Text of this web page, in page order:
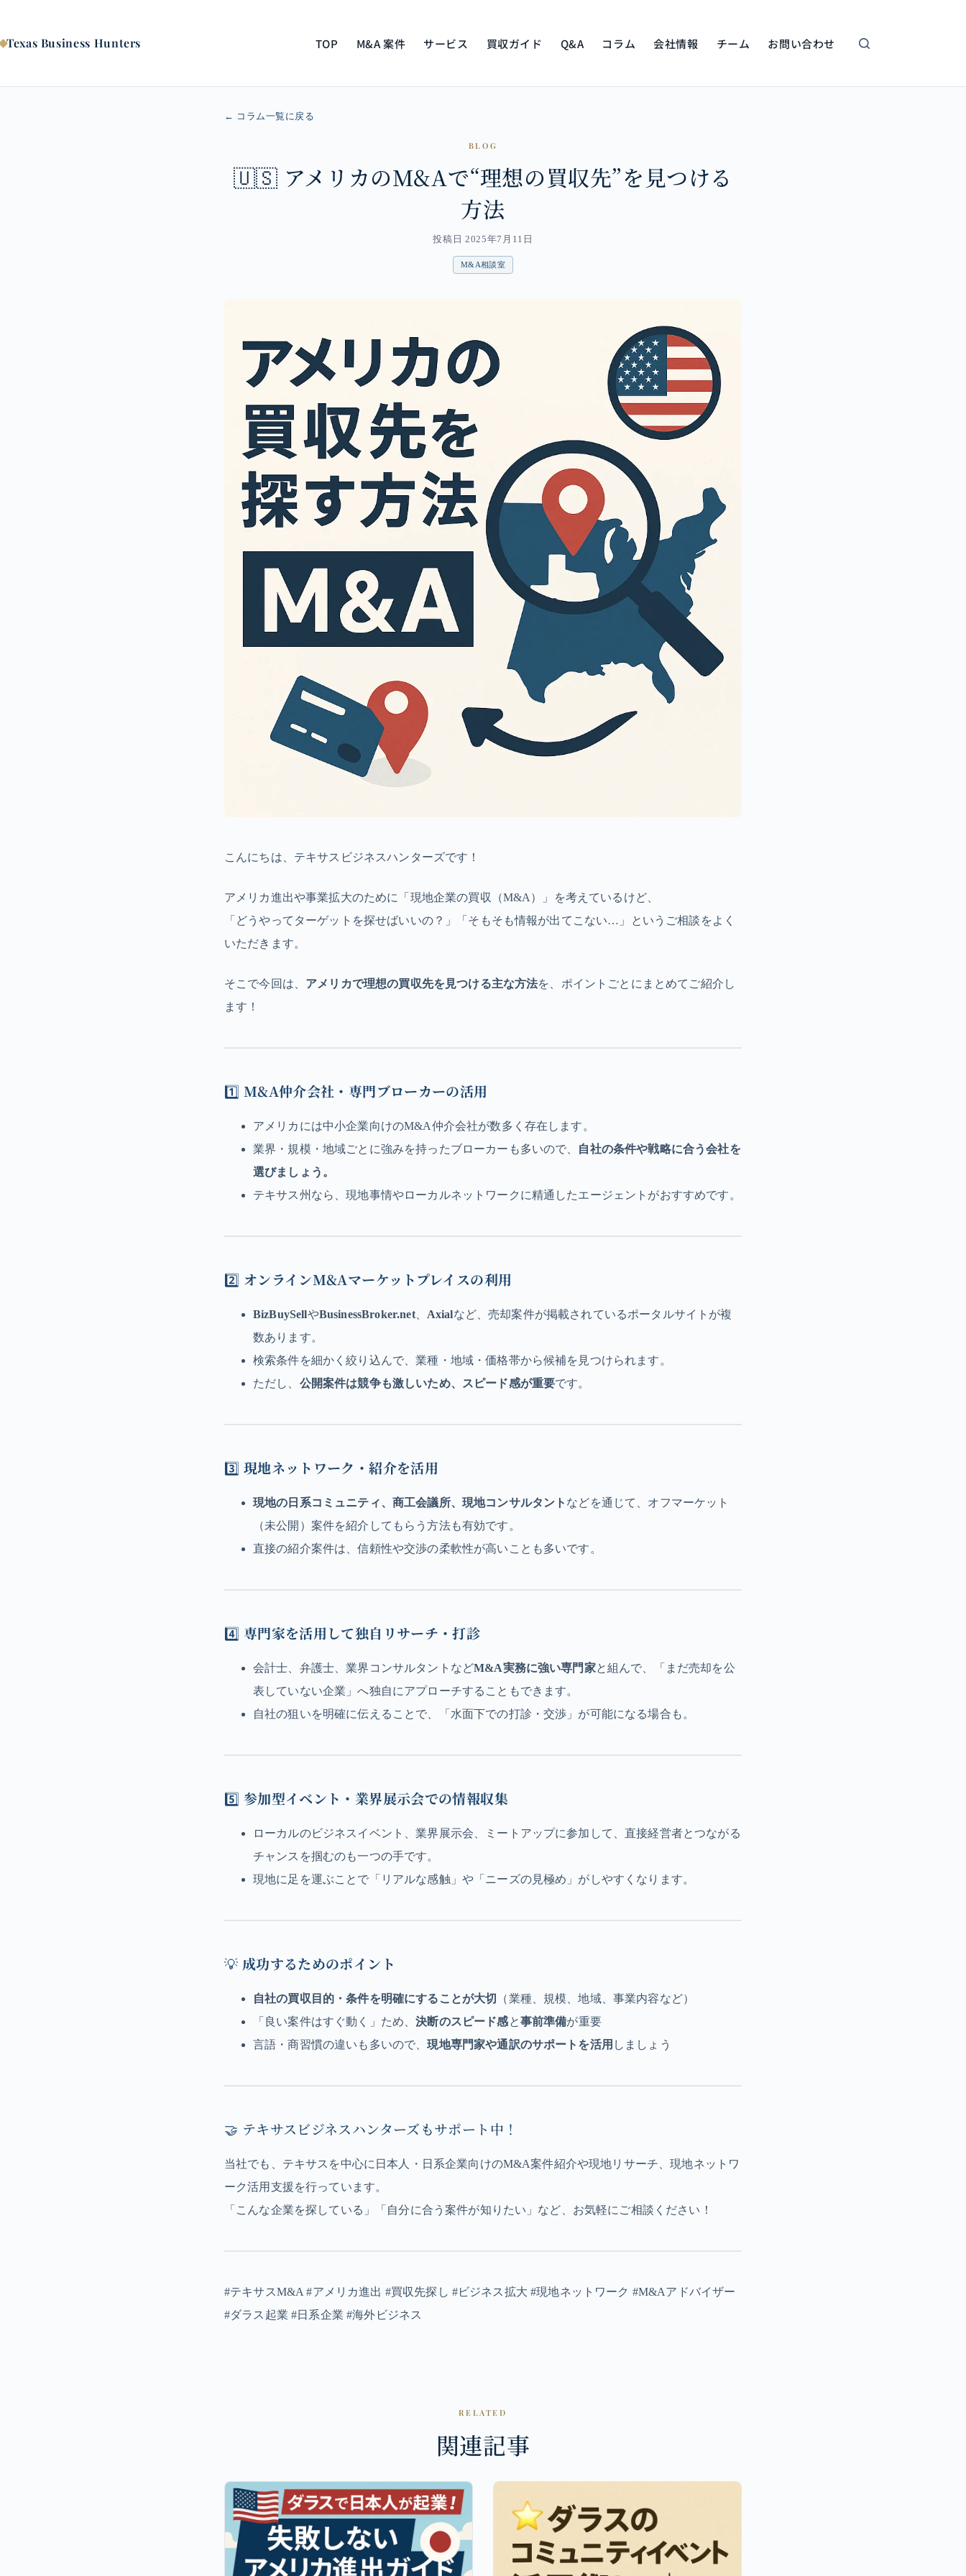
テ
ン
Texas Business Hunters TOP M&A 案件 サービス 買収ガイド Q&A コラム 会社情報 チーム お問い合わせ
← コラム一覧に戻る
BLOG
🇺🇸 アメリカのM&Aで“理想の買収先”を見つける
方法
投稿日 2025年7月11日
M&A相談室
こんにちは、テキサスビジネスハンターズです！
アメリカ進出や事業拡大のために「現地企業の買収（M&A）」を考えているけど、
「どうやってターゲットを探せばいいの？」「そもそも情報が出てこない…」というご相談をよく
いただきます。
そこで今回は、 アメリカで理想の買収先を見つける主な方法を、ポイントごとにまとめてご紹介し
ます！
1️⃣ M&A仲介会社・専門ブローカーの活用
アメリカには中小企業向けのM&A仲介会社が数多く存在します。
業界・規模・地域ごとに強みを持ったブローカーも多いので、 自社の条件や戦略に合う会社を
選びましょう。
テキサス州なら、現地事情やローカルネットワークに精通したエージェントがおすすめです。
2️⃣ オンラインM&Aマーケットプレイスの利用
BizBuySellやBusinessBroker.net、 Axialなど、売却案件が掲載されているポータルサイトが複
数あります。
検索条件を細かく絞り込んで、業種・地域・価格帯から候補を見つけられます。
ただし、 公開案件は競争も激しいため、スピード感が重要です。
3️⃣ 現地ネットワーク・紹介を活用
現地の日系コミュニティ、商工会議所、現地コンサルタント などを通じて、オフマーケット
（未公開）案件を紹介してもらう方法も有効です。
直接の紹介案件は、信頼性や交渉の柔軟性が高いことも多いです。
4️⃣ 専門家を活用して独自リサーチ・打診
会計士、弁護士、業界コンサルタントなどM&A実務に強い専門家と組んで、「まだ売却を公
表していない企業」へ独自にアプローチすることもできます。
自社の狙いを明確に伝えることで、「水面下での打診・交渉」が可能になる場合も。
5️⃣ 参加型イベント・業界展示会での情報収集
ローカルのビジネスイベント、業界展示会、ミートアップに参加して、直接経営者とつながる
チャンスを掴むのも一つの手です。
現地に足を運ぶことで「リアルな感触」や「ニーズの見極め」がしやすくなります。
💡 成功するためのポイント
自社の買収目的・条件を明確にすることが大切
（業種、規模、地域、事業内容など）
「良い案件はすぐ動く」ため、決断のスピード感と事前準備が重要
言語・商習慣の違いも多いので、現地専門家や通訳のサポートを活用 しましょう
🤝 テキサスビジネスハンターズもサポート中！
当社でも、テキサスを中心に日本人・日系企業向けのM&A案件紹介や現地リサーチ、現地ネットワ
ーク活用支援を行っています。
「こんな企業を探している」「自分に合う案件が知りたい」など、お気軽にご相談ください！
#テキサスM&A #アメリカ進出 #買収先探し #ビジネス拡大 #現地ネットワーク #M&Aアドバイザー
#ダラス起業 #日系企業 #海外ビジネス
RELATED
関連記事